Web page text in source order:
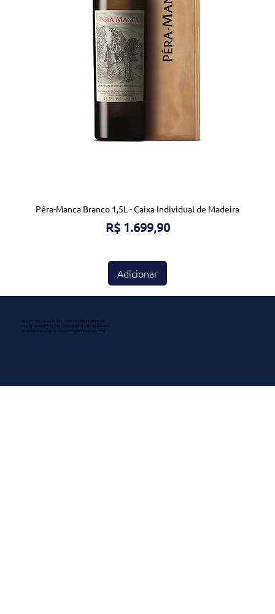
Pêra-Manca Branco 1,5L - Caixa Individual de Madeira
Preço
R$ 1.699,90
Adicionar
Emporio Nossa Casa LTDA | CNPJ: 55.798.647/0001-00
Rua 20 de setembro, 346, Centro, Ijuí/RS | CEP: 98.700-000
© Direitos Reservadoswww.emporionossacasa.com.br